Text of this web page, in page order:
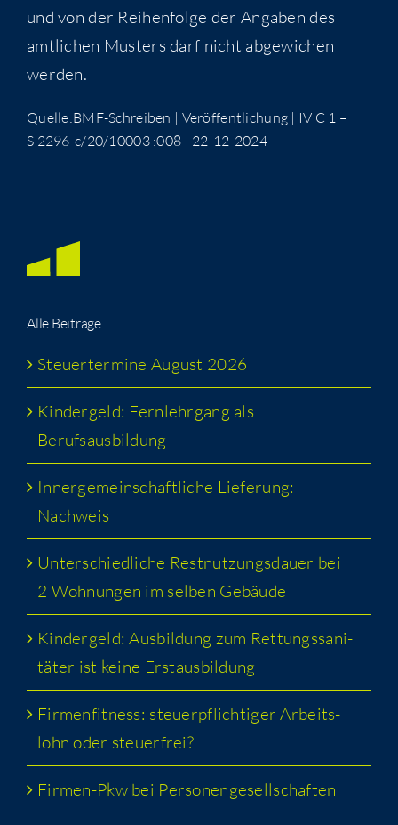
und von der Rei­hen­fol­ge der Anga­ben des
amt­li­chen Mus­ters darf nicht abge­wi­chen
werden.
Quelle:BMF-Schreiben | Ver­öf­fent­li­chung | IV C 1 –
S 2296-c/20/10003 :008 | 22-12-2024
Alle Bei­trä­ge
Steu­er­ter­mi­ne August 2026
Kin­der­geld: Fern­lehr­gang als
Berufsausbildung
Inner­ge­mein­schaft­li­che Lie­fe­rung:
Nachweis
Unter­schied­li­che Rest­nut­zungs­dau­er bei
2 Woh­nun­gen im sel­ben Gebäude
Kin­der­geld: Aus­bil­dung zum Ret­tungs­sa­ni­
tä­ter ist kei­ne Erstausbildung
Fir­men­fit­ness: steu­er­pflich­ti­ger Arbeits­
lohn oder steuerfrei?
Fir­men-Pkw bei Personengesellschaften